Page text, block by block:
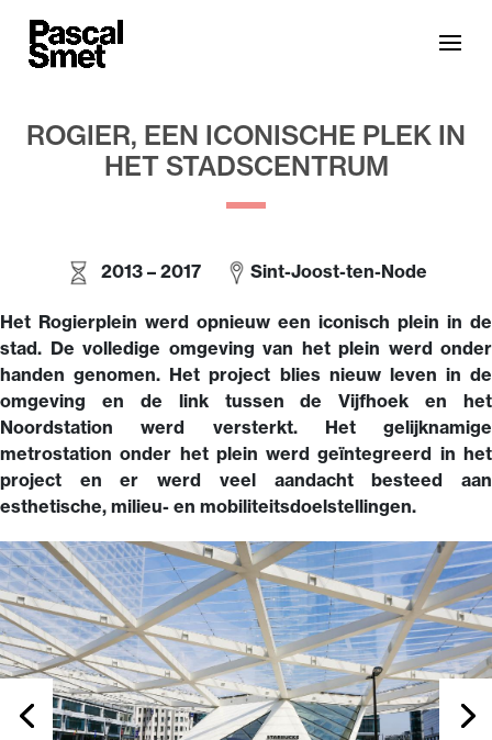
ROGIER, EEN ICONISCHE PLEK IN
HET STADSCENTRUM
2013 – 2017 Sint-Joost-ten-Node
Het Rogierplein werd opnieuw een iconisch plein in de
stad. De volledige omgeving van het plein werd onder
handen genomen. Het project blies nieuw leven in de
omgeving en de link tussen de Vijfhoek en het
Noordstation werd versterkt. Het gelijknamige
metrostation onder het plein werd geïntegreerd in het
project en er werd veel aandacht besteed aan
esthetische, milieu- en mobiliteitsdoelstellingen.